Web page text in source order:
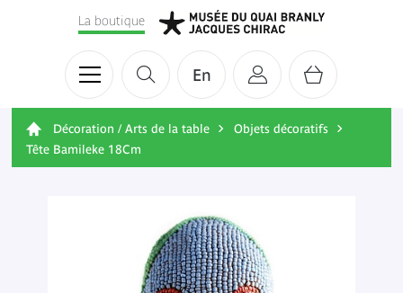
En
La boutique
Décoration / Arts de la table
Objets décoratifs
Tête Bamileke 18Cm